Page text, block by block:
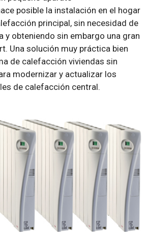
posible la instalación en el hogar
principal, sin necesidad de
y obteniendo sin embargo una gran
Una solución muy práctica bien
de calefacción viviendas sin
modernizar y actualizar los
de calefacción central.